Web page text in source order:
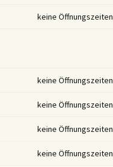
keine Öffnungszeiten
keine Öffnungszeiten
keine Öffnungszeiten
keine Öffnungszeiten
keine Öffnungszeiten